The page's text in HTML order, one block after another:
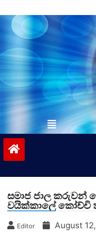
to
content
සමාජ ජාල කරුවන්
වයික්කාලේ කෝච්චි
Editor August